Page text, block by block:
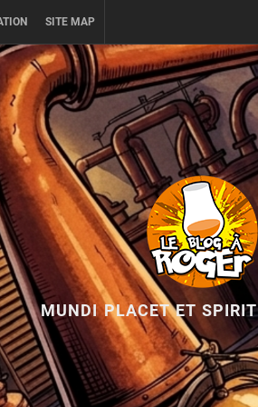
SITE MAP
MUNDI PLACET ET